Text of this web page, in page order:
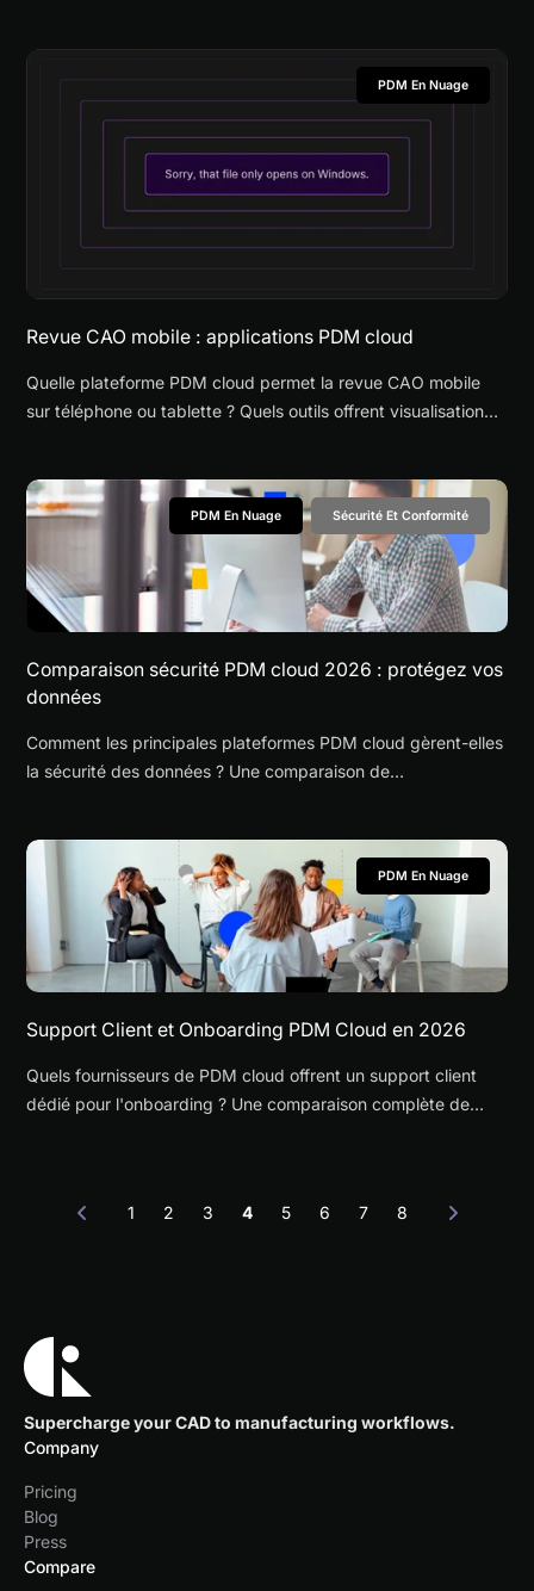
PDM En Nuage
Revue CAO mobile : applications PDM cloud
Quelle plateforme PDM cloud permet la revue CAO mobile
sur téléphone ou tablette ? Quels outils offrent visualisation
PDM En Nuage Sécurité Et Conformité
Comparaison sécurité PDM cloud 2026 : protégez vos
données
Comment les principales plateformes PDM cloud gèrent-elles
la sécurité des données ? Une comparaison de
PDM En Nuage
Support Client et Onboarding PDM Cloud en 2026
Quels fournisseurs de PDM cloud offrent un support client
dédié pour l'onboarding ? Une comparaison complète de
1
2 3 4 5 6 7 8
Supercharge your CAD to manufacturing workflows.
Company
Pricing
Blog
Press
Compare